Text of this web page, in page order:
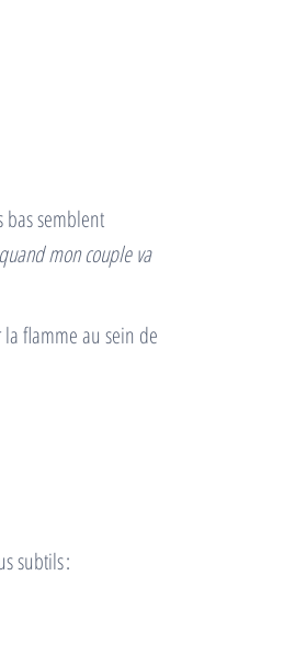
bas semblent
mon couple va
la flamme au sein de
subtils :